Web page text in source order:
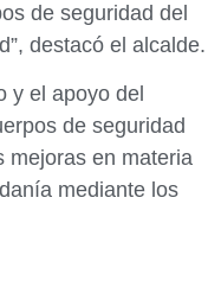
de seguridad del
destacó el alcalde.
y el apoyo del
de seguridad
mejoras en materia
mediante los